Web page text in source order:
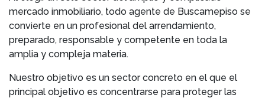
mercado inmobiliario, todo agente de Buscamepiso se
convierte en un profesional del arrendamiento,
preparado, responsable y competente en toda la
amplia y compleja materia.
Nuestro objetivo es un sector concreto en el que el
principal objetivo es concentrarse para proteger las